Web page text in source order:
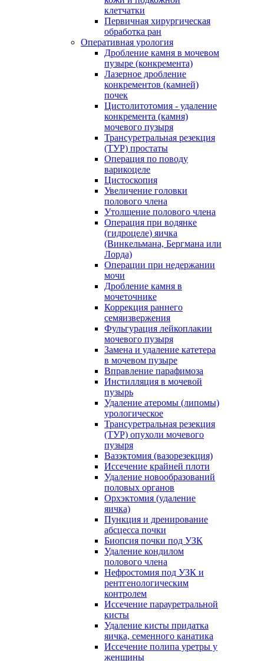
клетчатки
Первичная хирургическая
обработка ран
Оперативная урология
Дробление камня в мочевом
пузыре (конкремента)
Лазерное дробление
конкрементов (камней)
почек
Цистолитотомия - удаление
конкремента (камня)
мочевого пузыря
Трансуретральная резекция
(ТУР) простаты
Операция по поводу
варикоцеле
Цистоскопия
Увеличение головки
полового члена
Утолщение полового члена
Операция при водянке
(гидроцеле) яичка
(Винкельмана, Бергмана или
Лорда)
Операции при недержании
мочи
Дробление камня в
мочеточнике
Коррекция раннего
семяизвержения
Фульгурация лейкоплакии
мочевого пузыря
Замена и удаление катетера
в мочевом пузыре
Вправление парафимоза
Инстилляция в мочевой
пузырь
Удаление атеромы (липомы)
урологическое
Трансуретральная резекция
(ТУР) опухоли мочевого
пузыря
Вазэктомия (вазорезекция)
Иссечение крайней плоти
Удаление новообразований
половых органов
Орхэктомия (удаление
яичка)
Пункция и дренирование
абсцесса почки
Биопсия почки под УЗК
Удаление кондилом
полового члена
Нефростомия под УЗК и
рентгенологическим
контролем
Иссечение парауретральной
кисты
Удаление кисты придатка
яичка, семенного канатика
Иссечение полипа уретры у
женщины